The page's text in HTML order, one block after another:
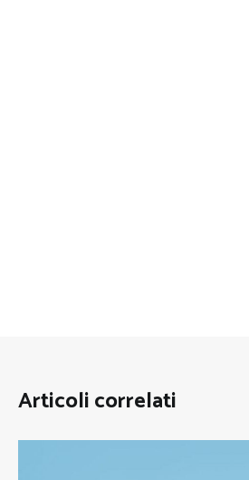
Articoli correlati